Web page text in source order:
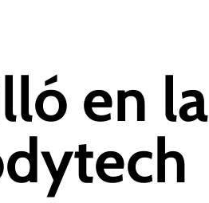
en la